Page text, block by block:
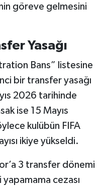
göreve gelmesini
Yasağı
Bans” listesine
bir transfer yasağı
2026 tarihinde
ise 15 Mayıs
kulübün FIFA
ikiye yükseldi.
3 transfer dönemi
cezası